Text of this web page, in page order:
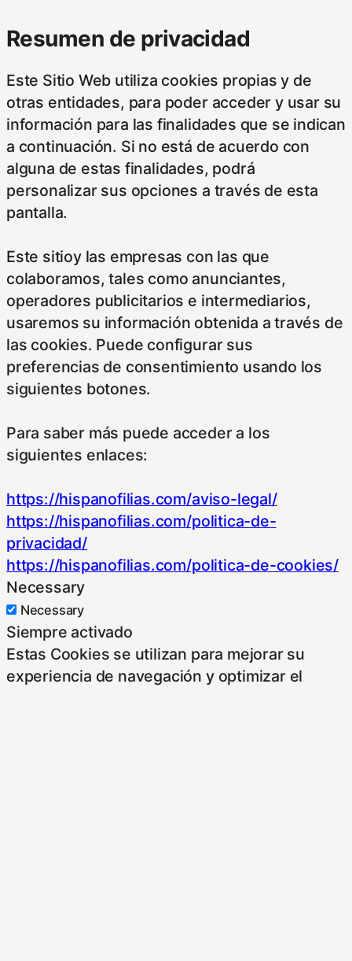
Resumen de privacidad
Este Sitio Web utiliza cookies propias y de
otras entidades, para poder acceder y usar su
información para las finalidades que se indican
a continuación. Si no está de acuerdo con
alguna de estas finalidades, podrá
personalizar sus opciones a través de esta
pantalla.
Este sitioy las empresas con las que
colaboramos, tales como anunciantes,
operadores publicitarios e intermediarios,
usaremos su información obtenida a través de
las cookies. Puede configurar sus
preferencias de consentimiento usando los
siguientes botones.
Para saber más puede acceder a los
siguientes enlaces:
https://hispanofilias.com/aviso-legal/
https://hispanofilias.com/politica-de-
privacidad/
https://hispanofilias.com/politica-de-cookies/
Necessary
Necessary
Siempre activado
Estas Cookies se utilizan para mejorar su
experiencia de navegación y optimizar el